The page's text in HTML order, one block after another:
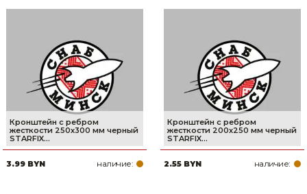
Кронштейн с ребром
жесткости 250х300 мм черный
STARFIX...
3.99 BYN наличие:
Кронштейн с ребром
жесткости 200х250 мм черный
STARFIX...
2.55 BYN наличие: